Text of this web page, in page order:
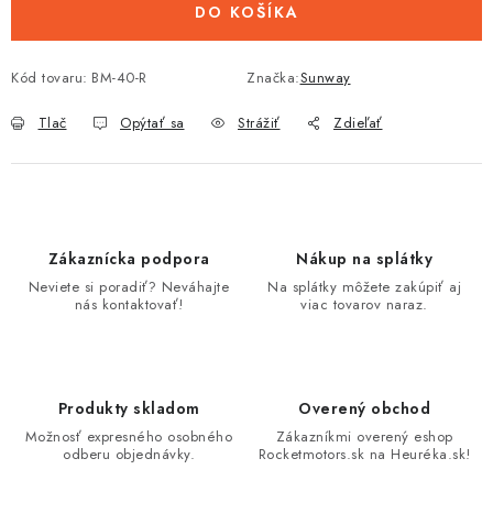
DO KOŠÍKA
Kód tovaru: BM-40-R Značka:Sunway
Tlač Opýtať sa Strážiť Zdieľať
Zákaznícka podpora
Neviete si poradiť? Neváhajte
nás kontaktovať!
Nákup na splátky
Na splátky môžete zakúpiť aj
viac tovarov naraz.
Produkty skladom
Možnosť expresného osobného
odberu objednávky.
Overený obchod
Zákazníkmi overený eshop
Rocketmotors.sk na Heuréka.sk!